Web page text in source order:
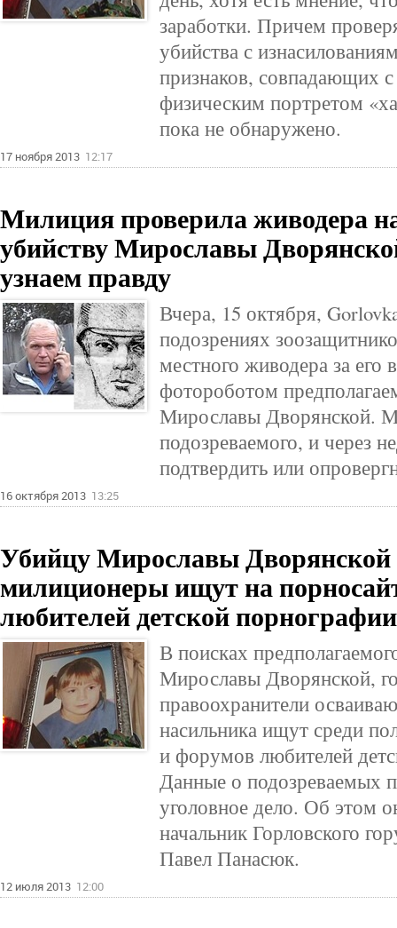
заработки. Причем
убийства с
признаков, совпадающих
физическим портретом
пока не обнаружено.
17 ноября 2013 12:17
Милиция проверила живодера
убийству Мирославы
узнаем правду
Вчера, 15 октября,
подозрениях
местного живодера за его
фотороботом
Мирославы Дворянской.
подозреваемого, и через
подтвердить или
16 октября 2013 13:25
Убийцу Мирославы Дворянской
милиционеры ищут на
любителей детской порнографии
В поисках
Мирославы Дворянской,
правоохранители
насильника ищут среди
и форумов любителей
Данные о подозреваемых
уголовное дело. Об этом
начальник Горловского
Павел Панасюк.
12 июля 2013 12:00